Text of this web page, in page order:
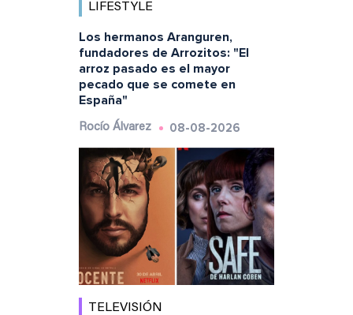
LIFESTYLE
Los hermanos Aranguren,
fundadores de Arrozitos: "El
arroz pasado es el mayor
pecado que se comete en
España"
Rocío Álvarez 08-08-2026
TELEVISIÓN